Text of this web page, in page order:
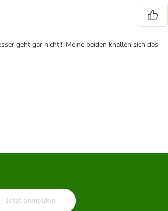
geht gar nicht!!! Meine beiden knallen sich das
Jetzt anmelden